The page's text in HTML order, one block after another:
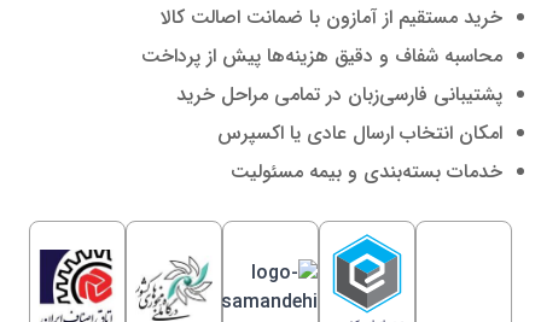
خرید مستقیم از آمازون با ضمانت اصالت کالا
محاسبه شفاف و دقیق هزینه‌ها پیش از پرداخت
پشتیبانی فارسی‌زبان در تمامی مراحل خرید
امکان انتخاب ارسال عادی یا اکسپرس
خدمات بسته‌بندی و بیمه مسئولیت